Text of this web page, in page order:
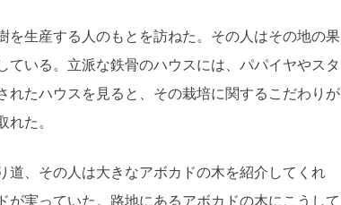
生産する人のもとを訪ねた。その人はその地の果
いる。立派な鉄骨のハウスには、パパイヤやスタ
たハウスを見ると、その栽培に関するこだわりが
た。
、その人は大きなアボカドの木を紹介してくれ
実っていた。路地にあるアボカドの木にこうして